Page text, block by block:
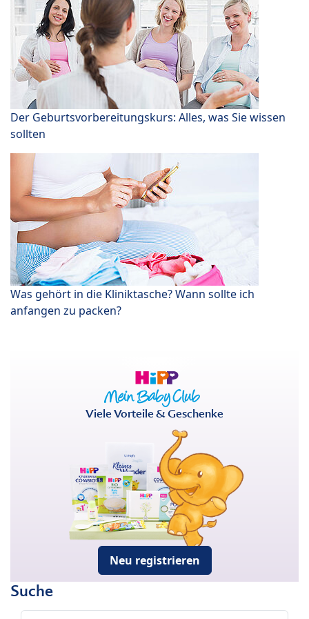
Der Geburtsvorbereitungskurs: Alles, was Sie wissen
sollten
Was gehört in die Kliniktasche? Wann sollte ich
anfangen zu packen?
Viele Vorteile & Geschenke
Neu registrieren
Suche